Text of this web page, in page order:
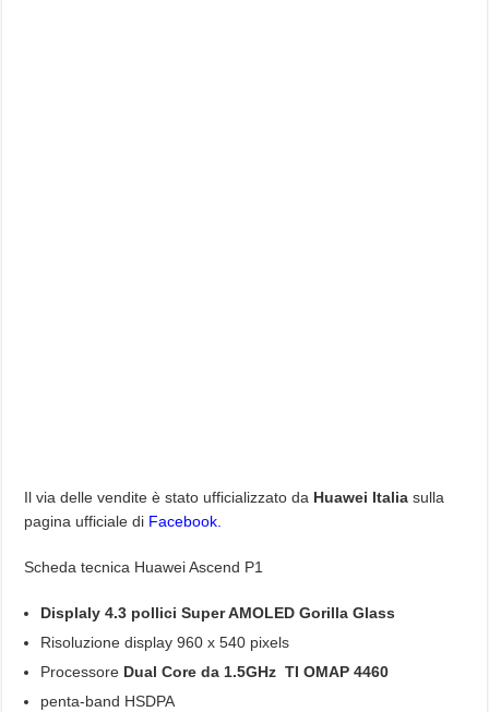
Il via delle vendite è stato ufficializzato da Huawei Italia sulla
pagina ufficiale di Facebook.
Scheda tecnica Huawei Ascend P1
Displaly 4.3 pollici Super AMOLED Gorilla Glass
Risoluzione display 960 x 540 pixels
Processore Dual Core da 1.5GHz TI OMAP 4460
penta-band HSDPA